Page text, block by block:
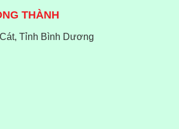
THÀNH
Tỉnh Bình Dương